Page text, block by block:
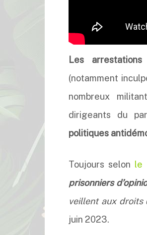
Les
(notamment
nombreux
dirigeants du
politiques
Toujours selon le
prisonniers
veillent aux droits
juin 2023.